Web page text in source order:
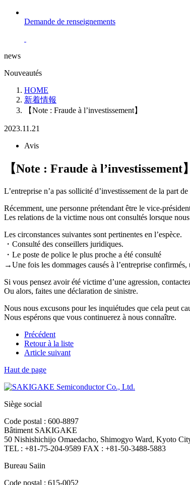
Demande de renseignements
news
Nouveautés
HOME
新着情報
【Note : Fraude à l’investissement】
2023.11.21
Avis
【Note : Fraude à l’investissement】
L’entreprise n’a pas sollicité d’investissement de la part
Récemment, une personne prétendant être le vice-
Les relations de la victime nous ont consultés lorsque
Les circonstances suivantes sont pertinentes en l’espèce.
・Consulté des conseillers juridiques.
・Le poste de police le plus proche a été consulté
→Une fois les dommages causés à l’entreprise
Si vous pensez avoir été victime d’une agression,
Ou alors, faites une déclaration de sinistre.
Nous nous excusons pour les inquiétudes que cela peut
Nous espérons que vous continuerez à nous connaître.
Précédent
Retour à la liste
Article suivant
Haut de page
Siège social
Code postal : 600-8897
Bâtiment SAKIGAKE
50 Nishishichijo Omaedacho, Shimogyo Ward, Kyoto
TEL : +81-75-204-9589 FAX : +81-50-3488-5883
Bureau Saiin
Code postal : 615-0052